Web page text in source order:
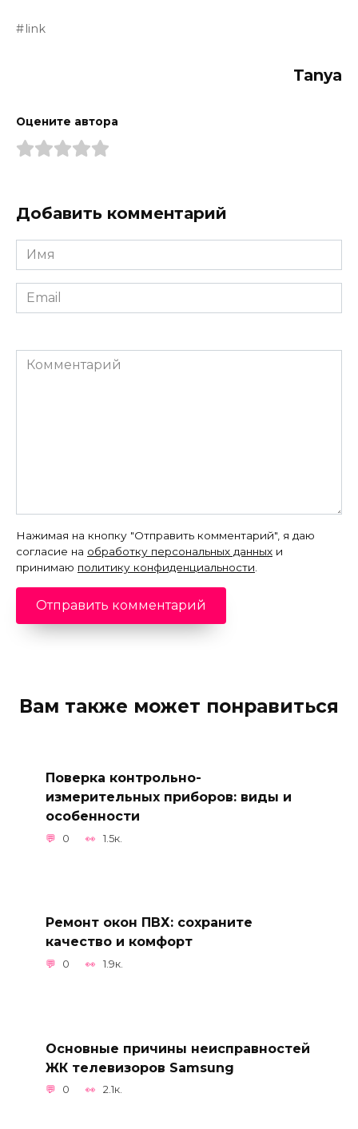
link
Tanya
Оцените автора
Добавить комментарий
Имя
*
Email
*
Комментарий
Нажимая на кнопку "Отправить комментарий", я даю
согласие на обработку персональных данных и
принимаю политику конфиденциальности.
Вам также может понравиться
Поверка контрольно-
измерительных приборов: виды и
особенности
0 1.5к.
Ремонт окон ПВХ: сохраните
качество и комфорт
0 1.9к.
Основные причины неисправностей
ЖК телевизоров Samsung
0 2.1к.